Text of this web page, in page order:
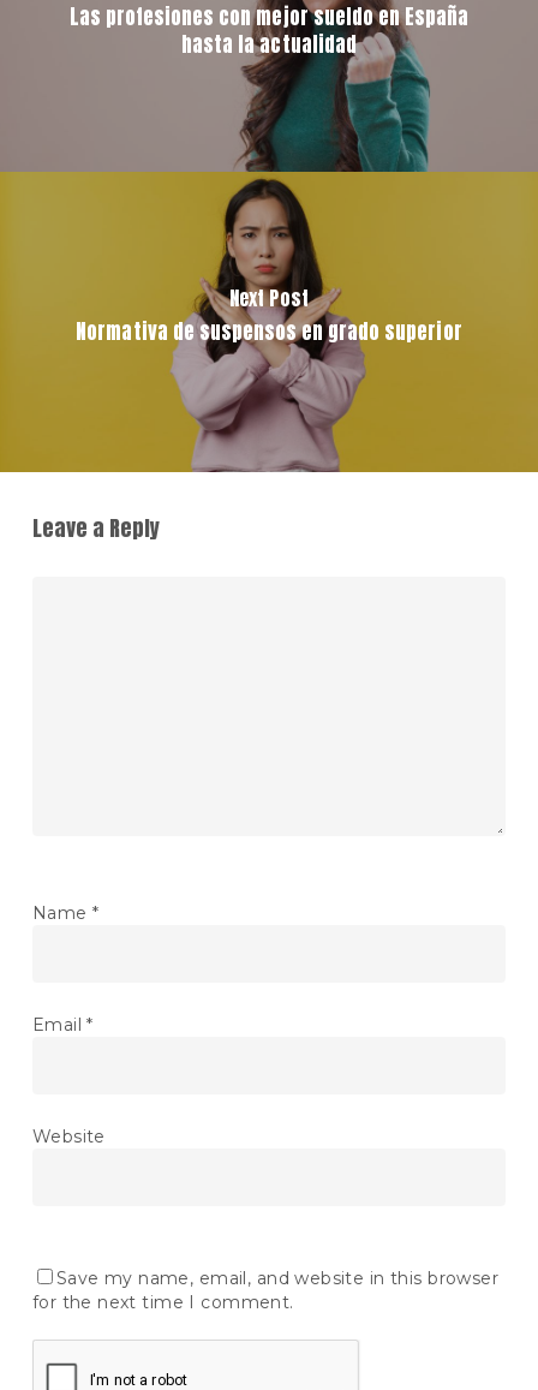
Las profesiones con mejor sueldo en España
hasta la actualidad
Next Post
Normativa de suspensos en grado superior
Leave a Reply
Name *
Email*
Website
Save my name, email, and website in this browser
for the next time I comment.